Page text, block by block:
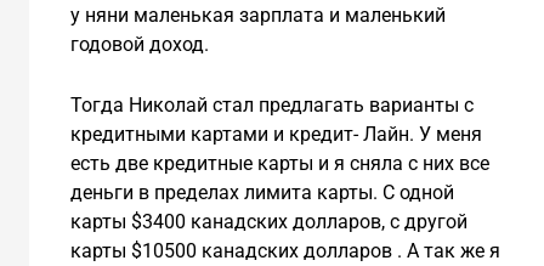
у няни маленькая зарплата и маленький
годовой доход.
Тогда Николай стал предлагать варианты с
кредитными картами и кредит- Лайн. У меня
есть две кредитные карты и я сняла с них все
деньги в пределах лимита карты. С одной
карты $3400 канадских долларов, с другой
карты $10500 канадских долларов . А так же я